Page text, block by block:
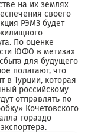
на их землях
своего
РЭМЗ будет
По оценке
ЮФО в метизах
для будущего
полагают, что
в Турции, которая
российскому
отправлять по
Кочетовского
гораздо